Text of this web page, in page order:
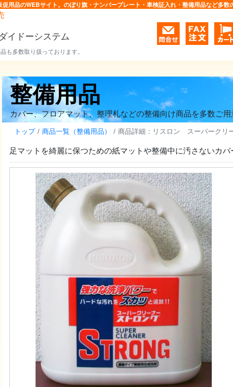
促用品のWEBサイト。のぼり旗・ナンバープレート・車検証入れ・整備用品など多数
イドーシステム
も多数取り扱っております。
整備用品
カバー、フロアマット、整理札などの整備向け商品を多数ご
トップ 商品一覧（整備用品） 商品詳細：リスロン スーパークリ
足マットを綺麗に保つための紙マットや整備中に汚さないカ